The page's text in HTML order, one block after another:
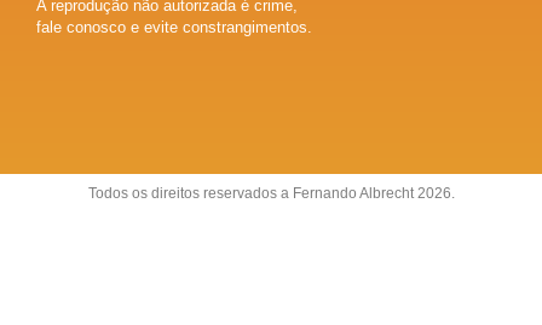
A reprodução não autorizada é crime,
fale conosco e evite constrangimentos.
Todos os direitos reservados a Fernando Albrecht 2026.